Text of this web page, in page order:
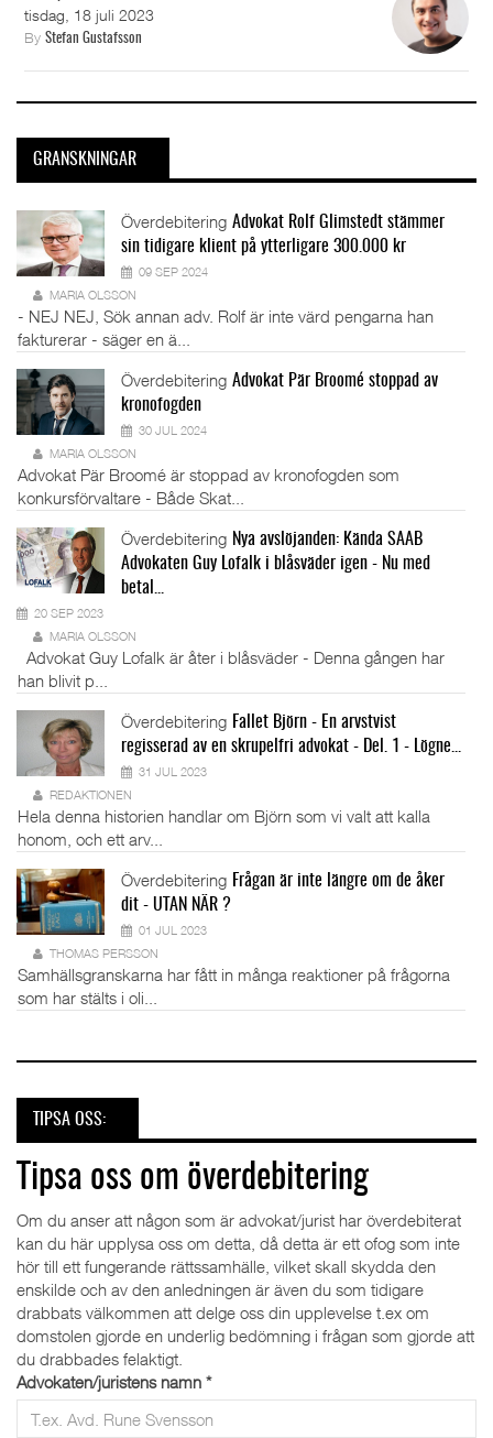
tisdag, 18 juli 2023
By Stefan Gustafsson
GRANSKNINGAR
Överdebitering Advokat Rolf Glimstedt stämmer
sin tidigare klient på ytterligare 300.000 kr
09 SEP 2024
MARIA OLSSON
- NEJ NEJ, Sök annan adv. Rolf är inte värd pengarna han
fakturerar - säger en ä...
Överdebitering Advokat Pär Broomé stoppad av
kronofogden
30 JUL 2024
MARIA OLSSON
Advokat Pär Broomé är stoppad av kronofogden som
konkursförvaltare - Både Skat...
Överdebitering Nya avslöjanden: Kända SAAB
Advokaten Guy Lofalk i blåsväder igen - Nu med
betal...
20 SEP 2023
MARIA OLSSON
Advokat Guy Lofalk är åter i blåsväder - Denna gången har
han blivit p...
Överdebitering Fallet Björn - En arvstvist
regisserad av en skrupelfri advokat - Del. 1 - Lögne...
31 JUL 2023
REDAKTIONEN
Hela denna historien handlar om Björn som vi valt att kalla
honom, och ett arv...
Överdebitering Frågan är inte längre om de åker
dit - UTAN NÄR ?
01 JUL 2023
THOMAS PERSSON
Samhällsgranskarna har fått in många reaktioner på frågorna
som har stälts i oli...
TIPSA OSS:
Tipsa oss om överdebitering
Om du anser att någon som är advokat/jurist har överdebiterat
kan du här upplysa oss om detta, då detta är ett ofog som inte
hör till ett fungerande rättssamhälle, vilket skall skydda den
enskilde och av den anledningen är även du som tidigare
drabbats välkommen att delge oss din upplevelse t.ex om
domstolen gjorde en underlig bedömning i frågan som gjorde att
du drabbades felaktigt.
Advokaten/juristens namn *